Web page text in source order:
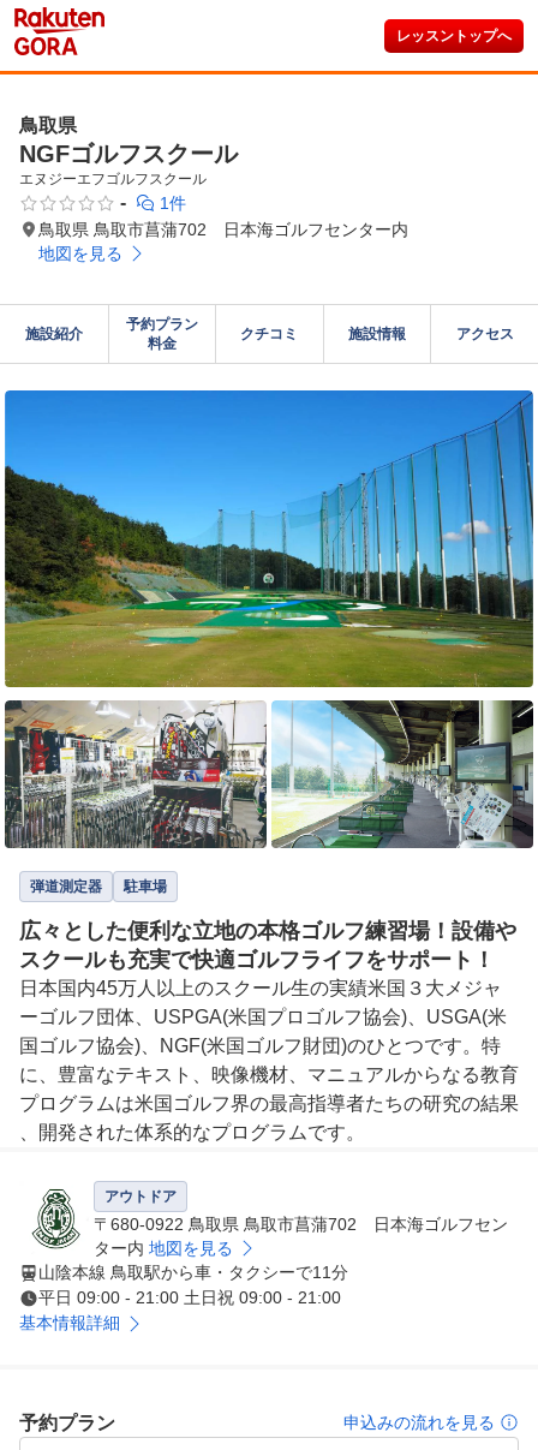
レッスントップへ
鳥取県
NGFゴルフスクール
エヌジーエフゴルフスクール
-
1件
鳥取県 鳥取市菖蒲702 日本海ゴルフセンター内
地図を見る
施設紹介
予約プラン
料金
クチコミ 施設情報 アクセス
弾道測定器 駐車場
広々とした便利な立地の本格ゴルフ練習場！設備や
スクールも充実で快適ゴルフライフをサポート！
日本国内45万人以上のスクール生の実績米国３大メジャ
ーゴルフ団体、USPGA(米国プロゴルフ協会)、USGA(米
国ゴルフ協会)、NGF(米国ゴルフ財団)のひとつです。特
に、豊富なテキスト、映像機材、マニュアルからなる教育
プログラムは米国ゴルフ界の最高指導者たちの研究の結果
、開発された体系的なプログラムです。
アウトドア
〒680-0922 鳥取県 鳥取市菖蒲702 日本海ゴルフセン
ター内 地図を見る
山陰本線 鳥取駅から車・タクシーで11分
平日 09:00 - 21:00 土日祝 09:00 - 21:00
基本情報詳細
予約プラン 申込みの流れを見る